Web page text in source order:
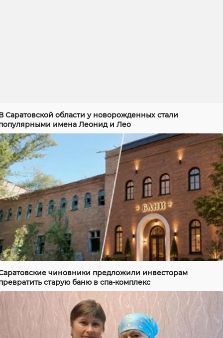
Саратовской области у новорожденных стали
имена Леонид и Лео
чиновники предложили инвесторам
старую баню в спа-комплекс